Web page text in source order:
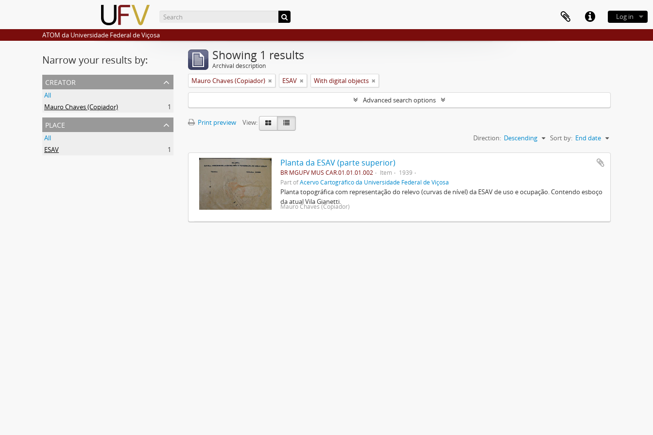
Log in
ATOM da Universidade Federal de Viçosa
Narrow your results by:
creator
All
Mauro Chaves (Copiador)
1
place
All
ESAV
1
Showing 1 results
Archival description
Mauro Chaves (Copiador) ESAV With digital objects
Advanced search options
Print preview
View:
Sort by: End date
Direction: Descending
Planta da ESAV (parte superior)
BR MGUFV MUS CAR.01.01.01.002 Item
1939
Part ofAcervo Cartográfico da Universidade Federal de Viçosa
Planta topográfica com representação do relevo (curvas de nível) da ESAV de uso e ocupação. Contendo esboço
da atual Vila Gianetti.
Mauro Chaves (Copiador)